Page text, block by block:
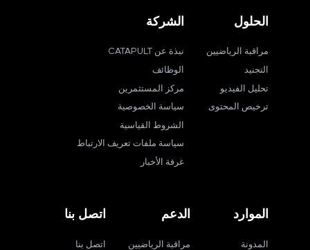
الحلول
مراقبة الرياضيين
التجنيد
تحليل الفيديو
ترخيص المحتوى
الشركة
نبذة عن CATAPULT
الوظائف
مركز المستثمرين
سياسة الخصوصية
الشروط القياسية
سياسة ملفات تعريف الارتباط
غرفة الأخبار
الموارد
المدونة
الدعم
مراقبة الرياضيين
اتصل بنا
اتصل بنا